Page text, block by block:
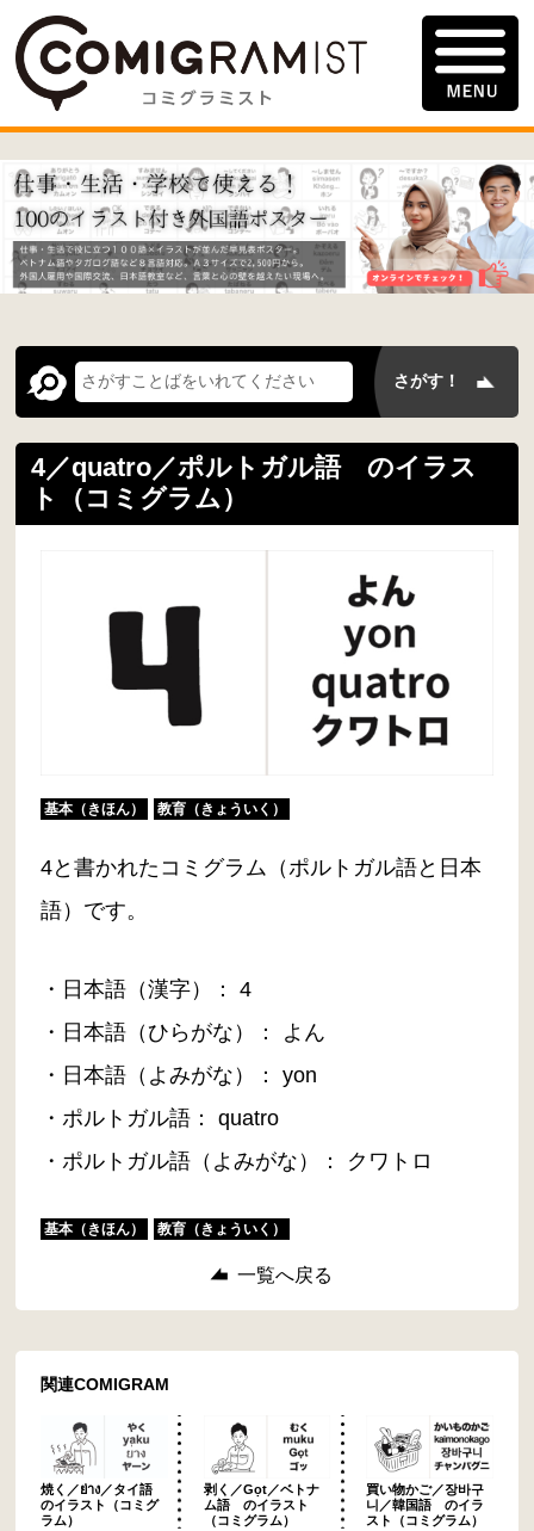
4／quatro／ポルトガル語 のイラス
ト（コミグラム）
基本（きほん） 教育（きょういく）
4と書かれたコミグラム（ポルトガル語と日本
語）です。
・日本語（漢字）： 4
・日本語（ひらがな）： よん
・日本語（よみがな）： yon
・ポルトガル語： quatro
・ポルトガル語（よみがな）： クワトロ
基本（きほん） 教育（きょういく）
一覧へ戻る
関連COMIGRAM
焼く／ย่าง／タイ語
のイラスト（コミグ
ラム）
剥く／Gọt／ベトナ
ム語 のイラスト
（コミグラム）
買い物かご／장바구
니／韓国語 のイラ
スト（コミグラム）